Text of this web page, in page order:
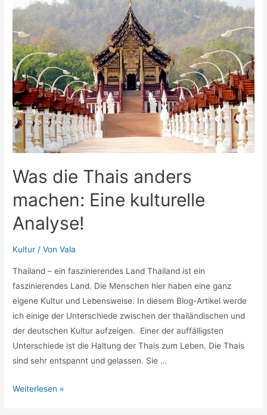
Was die Thais anders
machen: Eine kulturelle
Analyse!
Kultur / VonVala
Thailand – ein faszinierendes Land Thailand ist ein
faszinierendes Land. Die Menschen hier haben eine ganz
eigene Kultur und Lebensweise. In diesem Blog-Artikel werde
ich einige der Unterschiede zwischen der thailändischen und
der deutschen Kultur aufzeigen. Einer der auffälligsten
Unterschiede ist die Haltung der Thais zum Leben. Die Thais
sind sehr entspannt und gelassen. Sie …
Was
Weiterlesen »